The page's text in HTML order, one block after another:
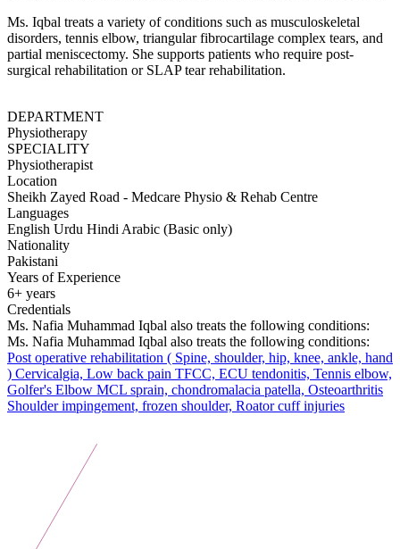
Ms. Iqbal treats a variety of conditions such as musculoskeletal
disorders, tennis elbow, triangular fibrocartilage complex tears, and
partial meniscectomy. She supports patients who require post-
surgical rehabilitation or SLAP tear rehabilitation.
DEPARTMENT
Physiotherapy
SPECIALITY
Physiotherapist
Location
Sheikh Zayed Road - Medcare Physio & Rehab Centre
Languages
English Urdu Hindi Arabic (Basic only)
Nationality
Pakistani
Years of Experience
6+ years
Credentials
Ms. Nafia Muhammad Iqbal also treats the following conditions:
Ms. Nafia Muhammad Iqbal also treats the following conditions:
Post operative rehabilitation ( Spine, shoulder, hip, knee, ankle, hand
) Cervicalgia, Low back pain TFCC, ECU tendonitis, Tennis elbow,
Golfer's Elbow MCL sprain, chondromalacia patella, Osteoarthritis
Shoulder impingement, frozen shoulder, Roator cuff injuries